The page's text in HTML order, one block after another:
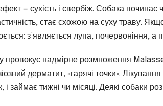
— сухість і свербіж. Собака починає
стає схожою на суху траву.
з’являється лупа, почервоніння, а
провокує надмірне розмноження
дерматит, «гарячі точки».
займає тижні чи місяці. Деякі собаки